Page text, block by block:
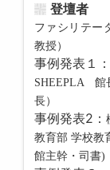
登壇者
ファシリテー
教授）
事例発表１：
SHEEPLA 館
長）
事例発表2：
教育部 学校教
館主幹・司書)